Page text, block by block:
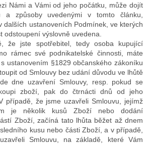
Námi a Vámi od jeho počátku, může dojít
a způsoby uvedenými v tomto článku,
dalších ustanoveních Podmínek, ve kterých
odstoupení výslovně uvedena.
že jste spotřebitel, tedy osoba kupující
rámec své podnikatelské činnosti, máte
ustanovením §1829 občanského zákoníku
od Smlouvy bez udání důvodu ve lhůtě
dne uzavření Smlouvy, resp. pokud se
zboží, pak do čtrnácti dnů od jeho
případě, že jsme uzavřeli Smlouvu, jejímž
je několik kusů Zboží nebo dodání
Zboží, začíná tato lhůta běžet až dnem
kusu nebo části Zboží, a v případě,
Smlouvu, na základě, které Vám